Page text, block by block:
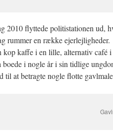
2010 flyttede politistationen ud,
rummer en række ejerlejligheder.
kop kaffe i en lille, alternativ café i
boede i nogle år i sin tidlige
til at betragte nogle flotte